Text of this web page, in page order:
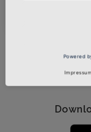
Widerrufsbelehrung
Powered